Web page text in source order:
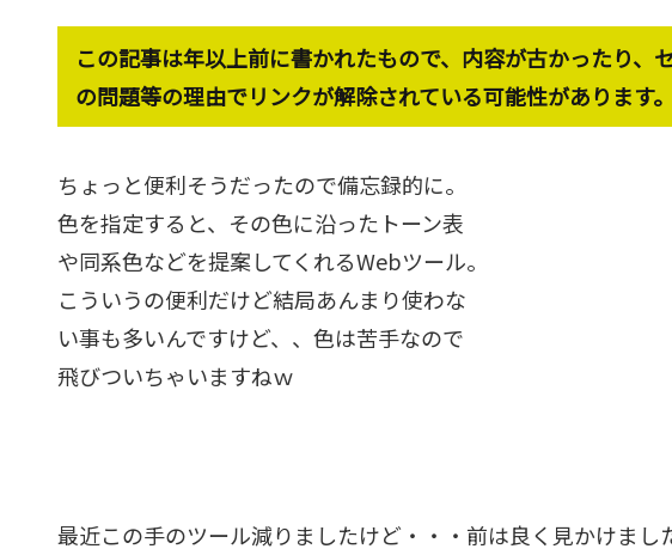
この記事は年以上前に書かれたもので、内容が古かったり、
の問題等の理由でリンクが解除されている可能性があります。
ちょっと便利そうだったので備忘録的に。
色を指定すると、その色に沿ったトーン表
や同系色などを提案してくれるWebツール。
こういうの便利だけど結局あんまり使わな
い事も多いんですけど、、色は苦手なので
飛びついちゃいますねｗ
最近この手のツール減りましたけど・・・前は良く見かけまし